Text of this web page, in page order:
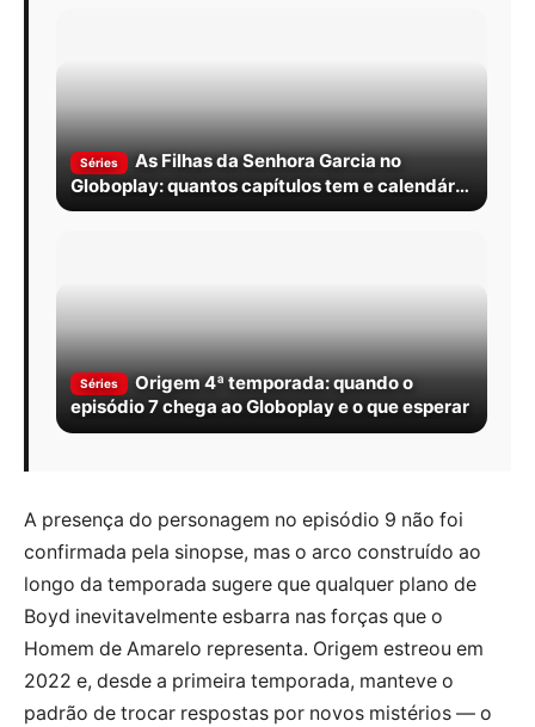
Séries
As Filhas da Senhora Garcia no
Globoplay: quantos capítulos tem e calendário
completo
Séries
Origem 4ª temporada: quando o
episódio 7 chega ao Globoplay e o que esperar
A presença do personagem no episódio 9 não foi
confirmada pela sinopse, mas o arco construído ao
longo da temporada sugere que qualquer plano de
Boyd inevitavelmente esbarra nas forças que o
Homem de Amarelo representa. Origem estreou em
2022 e, desde a primeira temporada, manteve o
padrão de trocar respostas por novos mistérios — o